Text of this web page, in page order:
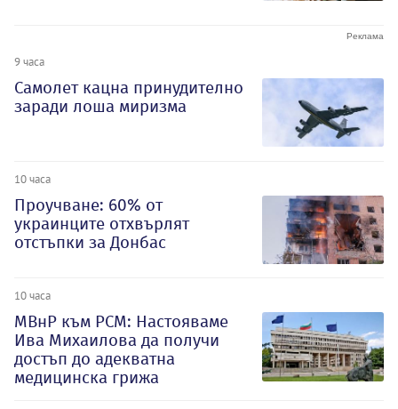
9 часа
Самолет кацна принудително
заради лоша миризма
10 часа
Проучване: 60% от
украинците отхвърлят
отстъпки за Донбас
10 часа
МВнР към РСМ: Настояваме
Ива Михаилова да получи
достъп до адекватна
медицинска грижа